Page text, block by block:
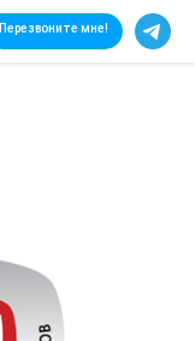
Перезвоните мне!